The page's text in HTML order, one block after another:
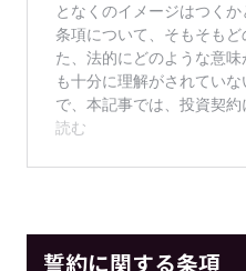
誓約に関する条項